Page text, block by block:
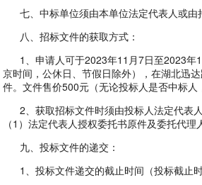
七、中标单位须由本单位法定代表人或由
八、招标文件的获取方式：
1、申请人可于2023年11月7日至2023年
京时间，公休日、节假日除外），在湖北迅
件。文件售价500元（无论投标人是否中标人
2、获取招标文件时须由投标人法定代表
（1）法定代表人授权委托书原件及委托代
九、投标文件的递交：
1、投标文件递交的截止时间（投标截止